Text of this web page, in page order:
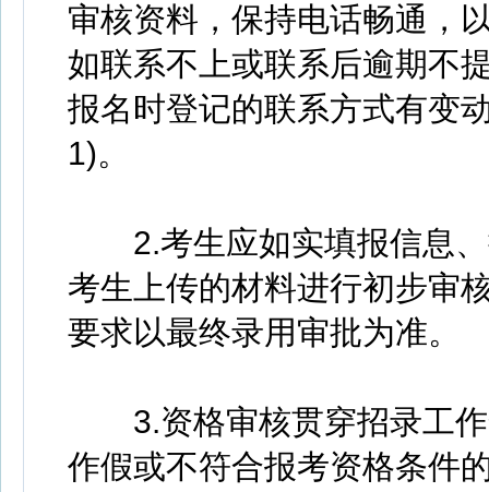
审核资料，保持电话畅通，
如联系不上或联系后逾期不
报名时登记的联系方式有变
1)。
2.考生应如实填报信息、
考生上传的材料进行初步审
要求以最终录用审批为准。
3.资格审核贯穿招录工作
作假或不符合报考资格条件